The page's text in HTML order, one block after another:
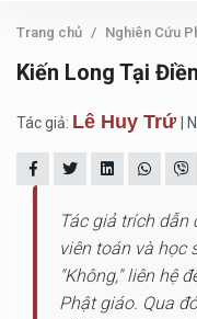
Trang chủ Nghiên Cứu
Kiến Long Tại Điền
Tác giả: Lê Huy Trứ |
Tác giả trích
viên toán và học
"Không," liên hệ
Phật giáo. Qua